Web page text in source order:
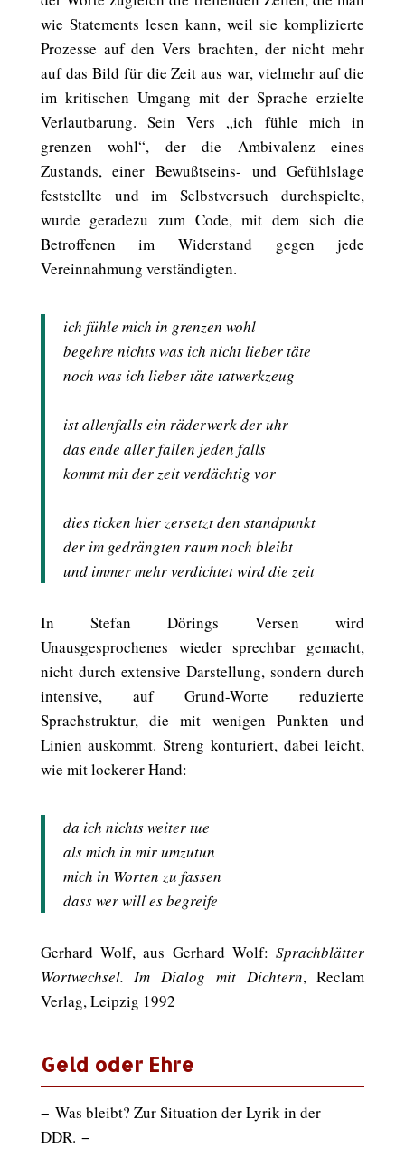
wie Statements lesen kann, weil sie komplizierte
Prozesse auf den Vers brachten, der nicht mehr
auf das Bild für die Zeit aus war, vielmehr auf die
im kritischen Umgang mit der Sprache erzielte
Verlautbarung. Sein Vers „ich fühle mich in
grenzen wohl“, der die Ambivalenz eines
Zustands, einer Bewußtseins- und Gefühlslage
feststellte und im Selbstversuch durchspielte,
wurde geradezu zum Code, mit dem sich die
Betroffenen im Widerstand gegen jede
Vereinnahmung verständigten.
ich fühle mich in grenzen wohl
begehre nichts was ich nicht lieber täte
noch was ich lieber täte tatwerkzeug
ist allenfalls ein räderwerk der uhr
das ende aller fallen jeden falls
kommt mit der zeit verdächtig vor
dies ticken hier zersetzt den standpunkt
der im gedrängten raum noch bleibt
und immer mehr verdichtet wird die zeit
In Stefan Dörings Versen wird
Unausgesprochenes wieder sprechbar gemacht,
nicht durch extensive Darstellung, sondern durch
intensive, auf Grund-Worte reduzierte
Sprachstruktur, die mit wenigen Punkten und
Linien auskommt. Streng konturiert, dabei leicht,
wie mit lockerer Hand:
da ich nichts weiter tue
als mich in mir umzutun
mich in Worten zu fassen
dass wer will es begreife
Gerhard Wolf, aus Gerhard Wolf:Sprachblätter
Wortwechsel. Im Dialog mit Dichtern, Reclam
Verlag, Leipzig 1992
Geld oder Ehre
− Was bleibt? Zur Situation der Lyrik in der
DDR. −